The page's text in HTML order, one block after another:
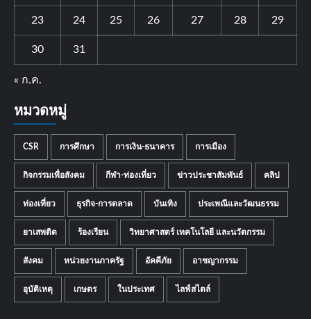
23 24 25 26 27 28 29
30 31
« ก.ค.
หมวดหมู่
CSR การศึกษา การเงิน-ธนาคาร การเมือง
กิจกรรมเพื่อสังคม กีฬา-ท่องเที่ยว ข่าวประชาสัมพันธ์ คลิป
ท่องเที่ยว ธุรกิจ-การตลาด บันเทิง ประเพณีและวัฒนธรรม
ยาเสพติด ร้องเรียน วิทยาศาสตร์ เทคโนโลยี และนวัตกรรม
สังคม หน่วยงานภาครัฐ อัคคีภัย อาชญากรรม
อุบัติเหตุ เกษตร ในประเทศ ไลฟ์สไตล์